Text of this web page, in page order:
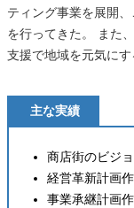
ティング事業を展開
を行ってきた。 また
支援で地域を元気にす
主な実績
商店街のビジ
経営革新計画
事業承継計画